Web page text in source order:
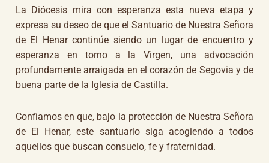
La Diócesis mira con esperanza esta nueva etapa y
expresa su deseo de que el Santuario de Nuestra Señora
de El Henar continúe siendo un lugar de encuentro y
esperanza en torno a la Virgen, una advocación
profundamente arraigada en el corazón de Segovia y de
buena parte de la Iglesia de Castilla.
Confiamos en que, bajo la protección de Nuestra Señora
de El Henar, este santuario siga acogiendo a todos
aquellos que buscan consuelo, fe y fraternidad.